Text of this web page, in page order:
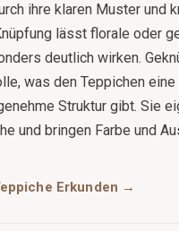
ihre klaren Muster und
lässt florale oder
deutlich wirken.
was den Teppichen
Struktur gibt. Sie
und bringen Farbe und
Erkunden →